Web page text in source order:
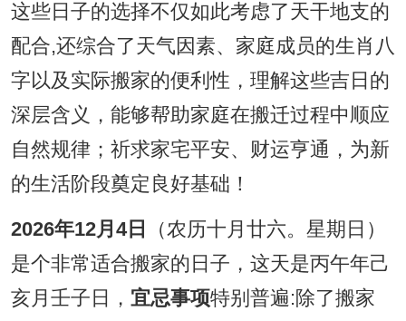
这些日子的选择不仅如此考虑了天干地支的
配合,还综合了天气因素、家庭成员的生肖八
字以及实际搬家的便利性，理解这些吉日的
深层含义，能够帮助家庭在搬迁过程中顺应
自然规律；祈求家宅平安、财运亨通，为新
的生活阶段奠定良好基础！
2026年12月4日
（农历十月廿六。星期日）
是个非常适合搬家的日子，这天是丙午年己
亥月壬子日， 宜忌事项特别普遍:除了搬家